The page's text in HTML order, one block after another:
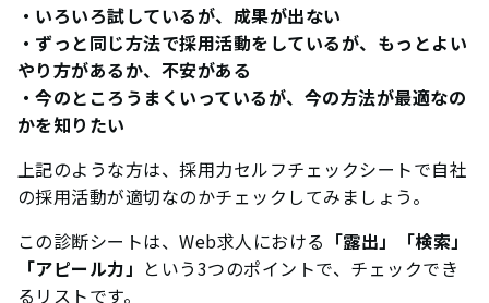
・いろいろ試しているが、成果が出ない
・ずっと同じ方法で採用活動をしているが、もっとよい
やり方があるか、不安がある
・今のところうまくいっているが、今の方法が最適なの
かを知りたい
上記のような方は、採用力セルフチェックシートで自社
の採用活動が適切なのかチェックしてみましょう。
この診断シートは、Web求人における 「露出」「検索」
「アピール力」 という3つのポイントで、チェックでき
るリストです。